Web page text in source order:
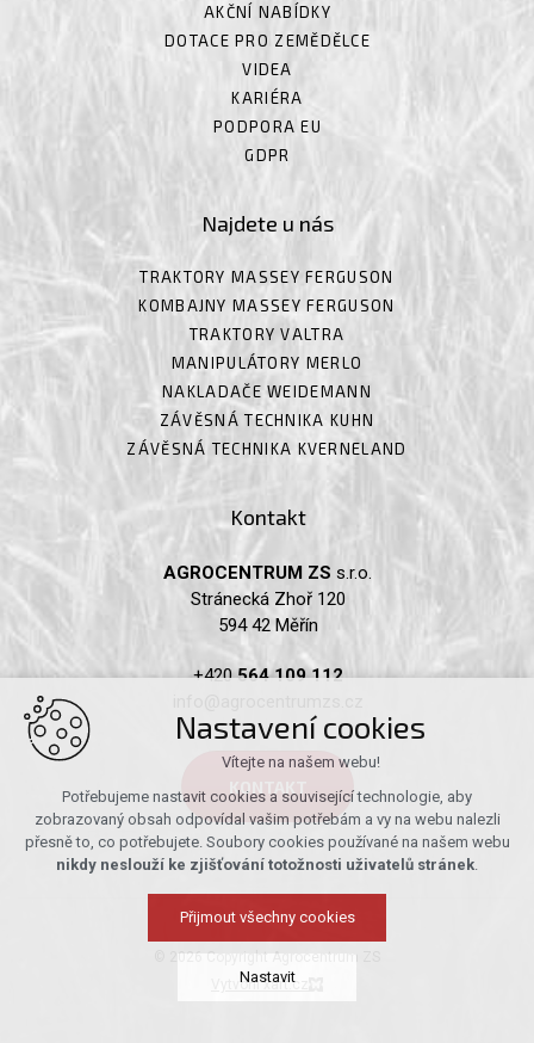
AKČNÍ NABÍDKY
DOTACE PRO ZEMĚDĚLCE
VIDEA
KARIÉRA
PODPORA EU
GDPR
Najdete u nás
TRAKTORY MASSEY FERGUSON
KOMBAJNY MASSEY FERGUSON
TRAKTORY VALTRA
MANIPULÁTORY MERLO
NAKLADAČE WEIDEMANN
ZÁVĚSNÁ TECHNIKA KUHN
ZÁVĚSNÁ TECHNIKA KVERNELAND
Kontakt
AGROCENTRUM ZS s.r.o.
Stránecká Zhoř 120
594 42 Měřín
+420564 109 112
KONTAKT
© 2026 Copyright Agrocentrum ZS
Vytvořil xart.cz
Nastavení cookies
Vítejte na našem webu!
Potřebujeme nastavit cookies a související technologie, aby
zobrazovaný obsah odpovídal vašim potřebám a vy na webu nalezli
přesně to, co potřebujete. Soubory cookies používané na našem webu
nikdy neslouží ke zjišťování totožnosti uživatelů stránek.
Přijmout všechny cookies
Nastavit